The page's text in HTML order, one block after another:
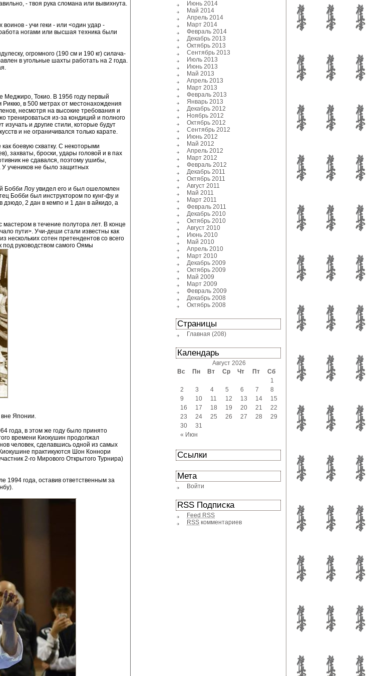
- твоя рука сломана или вывихнута.
- учи геки - или <один удар -
ногами или высшая техника были
огромного (190 см и 190 кг) силача-
в угольные шахты работать на 2 года.
Меджиро, Токио. В 1956 году первый
в 500 метрах от местонахождения
несмотря на высокие требования и
тренироваться из-за кондиций и полного
изучать и другие стили, которые будут
и не ограничивался только карате.
боевую схватку. С некоторыми
захваты, броски, удары головой и в пах
не сдавался, поэтому ушибы,
У учеников не было защитных
Бобби Лоу увидел его и был ошеломлен
Бобби был инструктором по кунг-фу и
дзюдо, 2 дан в кемпо и 1 дан в айкидо, а
в течение полутора лет. В конце
пути>. Учи-деши стали известны как
сотен претендентов со всего
руководством самого Оямы
вне Японии.
года, в этом же году было принято
времени Киокушин продолжал
человек, сделавшись одной из самых
практикуются Шон Коннори
2-го Мирового Открытого Турнира)
1994 года, оставив ответственным за
Июнь 2014
Май 2014
Апрель 2014
Март 2014
Февраль 2014
Декабрь 2013
Октябрь 2013
Сентябрь 2013
Июль 2013
Июнь 2013
Май 2013
Апрель 2013
Март 2013
Февраль 2013
Январь 2013
Декабрь 2012
Ноябрь 2012
Октябрь 2012
Сентябрь 2012
Июнь 2012
Май 2012
Апрель 2012
Март 2012
Февраль 2012
Декабрь 2011
Октябрь 2011
Август 2011
Май 2011
Март 2011
Февраль 2011
Декабрь 2010
Октябрь 2010
Август 2010
Июнь 2010
Май 2010
Апрель 2010
Март 2010
Декабрь 2009
Октябрь 2009
Май 2009
Март 2009
Февраль 2009
Декабрь 2008
Октябрь 2008
Страницы
Главная (208)
Календарь
Август 2026
Вс
Пн Вт Ср Чт Пт Сб
« Июн
1
2
3 4 5 6 7
8
9
10 11 12 13 14
15
16
17 18 19 20 21
22
23
24 25 26 27 28
29
30
31
Ссылки
Мета
Войти
RSS Подписка
Feed RSS
RSS комментариев